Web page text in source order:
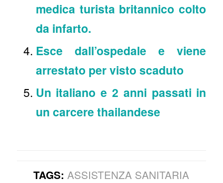
medica turista britannico colto
da infarto.
Esce dall’ospedale e viene
arrestato per visto scaduto
Un italiano e 2 anni passati in
un carcere thailandese
TAGS: ASSISTENZA SANITARIA